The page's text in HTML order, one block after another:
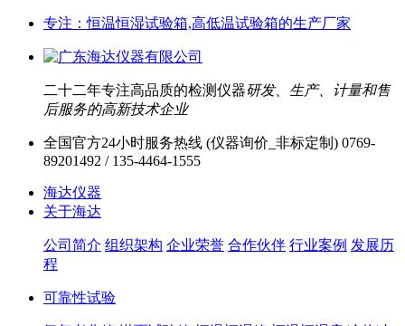
专注：恒温恒湿试验箱,高低温试验箱的生产厂家
二十二年专注高品质的检测仪器研发、生产、计量和售
后服务的高新技术企业
全国官方24小时服务热线 (仪器询价_非标定制) 0769-
89201492 / 135-4464-1555
海达仪器
关于海达
公司简介 组织架构 企业荣誉 合作伙伴 行业案例 发展历
程
可靠性试验